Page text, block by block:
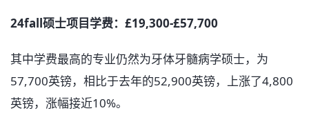
24fall硕士项目学费：£19,300-£57,700
其中学费最高的专业仍然为牙体牙髓病学硕士，为
57,700英镑，相比于去年的52,900英镑，上涨了4,800
英镑，涨幅接近10%。